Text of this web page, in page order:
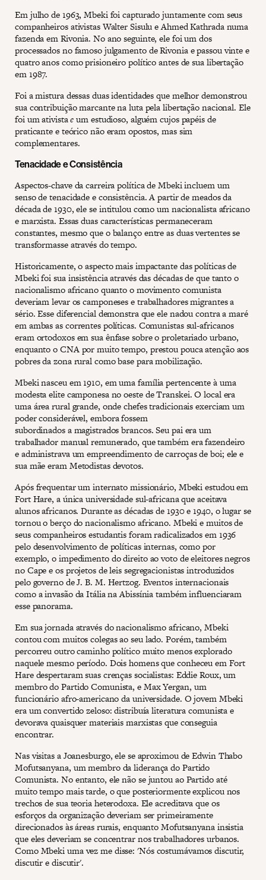
Em julho de 1963, Mbeki foi capturado juntamente com seus
companheiros ativistas Walter Sisulu e Ahmed Kathrada numa
fazenda em Rivonia. No ano seguinte, ele foi um dos
processados no famoso julgamento de Rivonia e passou vinte e
quatro anos como prisioneiro político antes de sua libertação
em 1987.
Foi a mistura dessas duas identidades que melhor demonstrou
sua contribuição marcante na luta pela libertação nacional. Ele
foi um ativistaeum estudioso, alguém cujos papéis de
praticante e teórico não eram opostos, mas sim
complementares.
Tenacidade e Consistência
Aspectos-chave da carreira política de Mbeki incluem um
senso de tenacidade e consistência. A partir de meados da
década de 1930, ele se intitulou como um nacionalista africano
e marxista. Essas duas características permaneceram
constantes, mesmo que o balanço entre as duas vertentes se
transformasse através do tempo.
Historicamente, o aspecto mais impactante das políticas de
Mbeki foi sua insistência através das décadas de que tanto o
nacionalismo africano quanto o movimento comunista
deveriam levar os camponeses e trabalhadores migrantes a
sério. Esse diferencial demonstra que ele nadou contra a maré
em ambas as correntes políticas. Comunistas sul-africanos
eram ortodoxos em sua ênfase sobre o proletariado urbano,
enquanto o CNA por muito tempo, prestou pouca atenção aos
pobres da zona rural como base para mobilização.
Mbeki nasceu em 1910, em uma família pertencente à uma
modesta elite camponesa no oeste de Transkei. O local era
uma área rural grande, onde chefes tradicionais exerciam um
poder considerável, embora fossem
subordinados a magistrados brancos. Seu pai era um
trabalhador manual remunerado, que também era fazendeiro
e administrava um empreendimento de carroças de boi; ele e
sua mãe eram Metodistas devotos.
Após frequentar um internato missionário, Mbeki estudou em
Fort Hare, a única universidade sul-africana que aceitava
alunos africanos. Durante as décadas de 1930 e 1940, o lugar se
tornou o berço do nacionalismo africano. Mbeki e muitos de
seus companheiros estudantis foram radicalizados em 1936
pelo desenvolvimento de políticas internas, como por
exemplo, o impedimento do direito ao voto de eleitores negros
no Cape e os projetos de leis segregacionistas introduzidos
pelo governo de J. B. M. Hertzog. Eventos internacionais
como a invasão da Itália na Abissínia também influenciaram
esse panorama.
Em sua jornada através do nacionalismo africano, Mbeki
contou com muitos colegas ao seu lado. Porém, também
percorreu outro caminho político muito menos explorado
naquele mesmo período. Dois homens que conheceu em Fort
Hare despertaram suas crenças socialistas: Eddie Roux, um
membro do Partido Comunista, e Max Yergan, um
funcionário afro-americano da universidade. O jovem Mbeki
era um convertido zeloso: distribuía literatura comunista e
devorava quaisquer materiais marxistas que conseguia
encontrar.
Nas visitas a Joanesburgo, ele se aproximou de Edwin Thabo
Mofutsanyana, um membro da liderança do Partido
Comunista. No entanto, ele não se juntou ao Partido até
muito tempo mais tarde, o que posteriormente explicou nos
trechos de sua teoria heterodoxa. Ele acreditava que os
esforços da organização deveriam ser primeiramente
direcionados às áreas rurais, enquanto Mofutsanyana insistia
que eles deveriam se concentrar nos trabalhadores urbanos.
Como Mbeki uma vez me disse: 'Nós costumávamos discutir,
discutir e discutir'.